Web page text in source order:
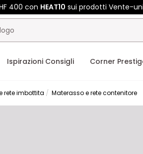
400 con HEAT10 sui prodotti Vente-
Ispirazioni Consigli Corner
rete imbottita Materasso e rete contenitore